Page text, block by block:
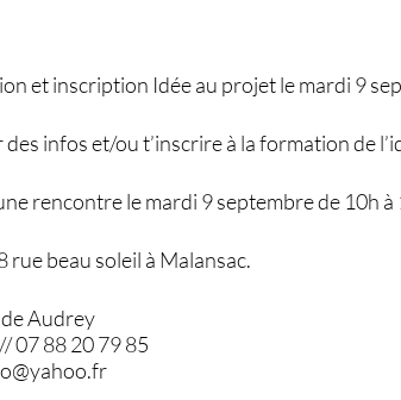
et inscription Idée au projet le mardi 9
infos et/ou t’inscrire à la formation de
rencontre le mardi 9 septembre de 10h à
rue beau soleil à Malansac.
Audrey
07 88 20 79 85